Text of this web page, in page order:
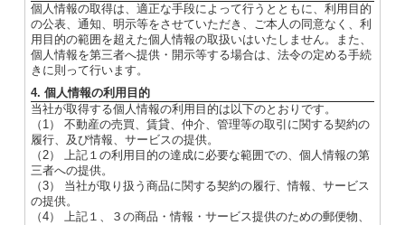
個人情報の取得は、適正な手段によって行うとともに、利用目的
の公表、通知、明示等をさせていただき、ご本人の同意なく、利
用目的の範囲を超えた個人情報の取扱いはいたしません。また、
個人情報を第三者へ提供・開示等する場合は、法令の定める手続
きに則って行います。
4. 個人情報の利用目的
当社が取得する個人情報の利用目的は以下のとおりです。
（1） 不動産の売買、賃貸、仲介、管理等の取引に関する契約の
履行、及び情報、サービスの提供。
（2） 上記１の利用目的の達成に必要な範囲での、個人情報の第
三者への提供。
（3） 当社が取り扱う商品に関する契約の履行、情報、サービス
の提供。
（4） 上記１、３の商品・情報・サービス提供のための郵便物、